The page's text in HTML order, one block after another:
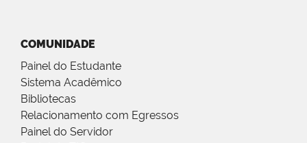
COMUNIDADE
Painel do Estudante
Sistema Acadêmico
Bibliotecas
Relacionamento com Egressos
Painel do Servidor